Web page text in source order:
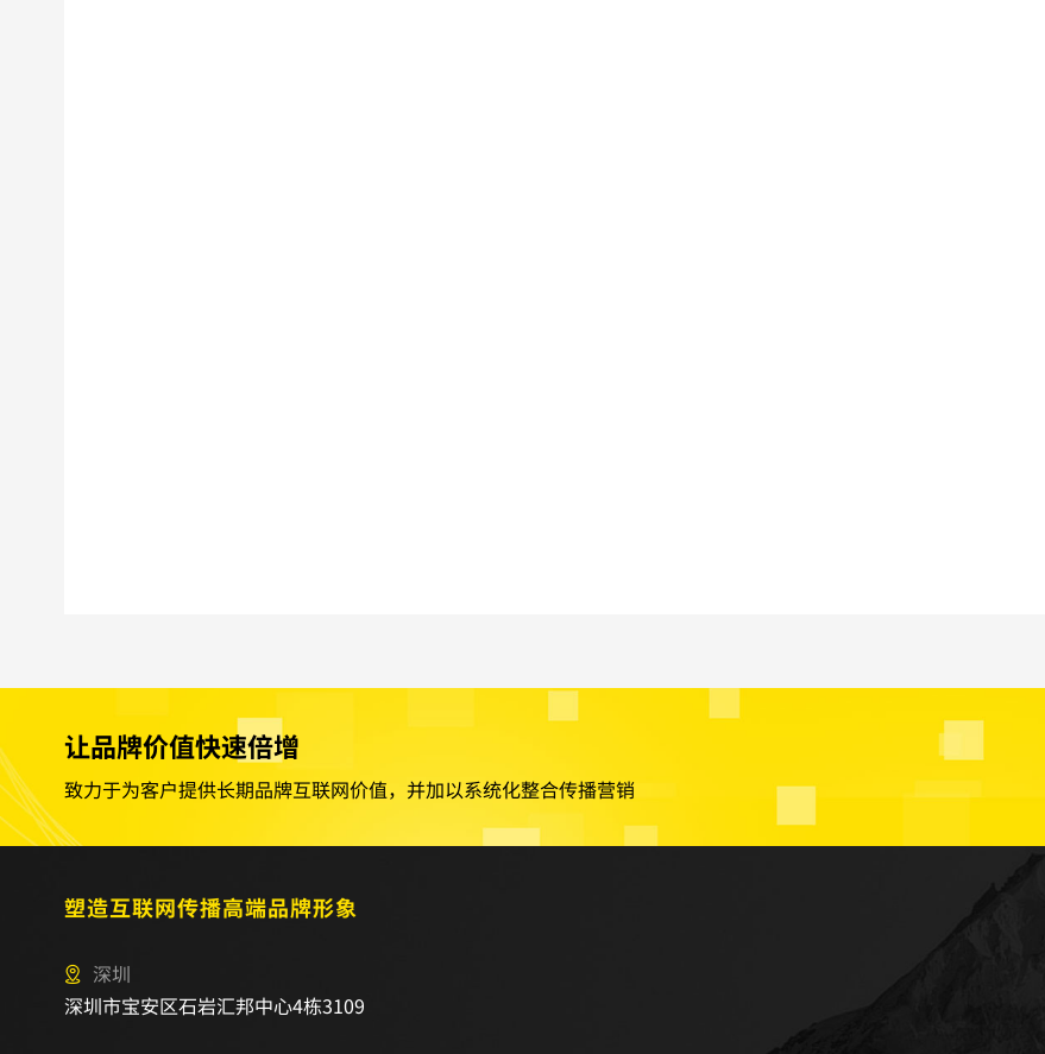
让品牌价值快速倍增
致力于为客户提供长期品牌互联网价值，并加以系统化整合传播营销
塑造互联网传播高端品牌形象
深圳
深圳市宝安区石岩汇邦中心4栋3109